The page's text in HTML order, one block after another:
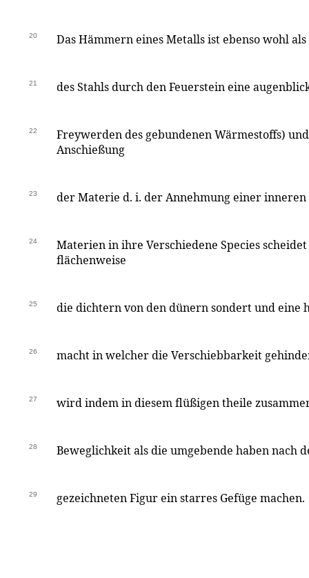
20 Das Hämmern eines Metalls ist ebenso wohl
21 des Stahls durch den Feuerstein eine
22
Freywerden des gebundenen Wärmestoffs)
Anschießung
23 der Materie d. i. der Annehmung einer
24
Materien in ihre Verschiedene Species
flächenweise
25 die dichtern von den dünern sondert und eine
26 macht in welcher die Verschiebbarkeit
27 wird indem in diesem flüßigen theile
28 Beweglichkeit als die umgebende haben nach
29 gezeichneten Figur ein starres Gefüge machen.